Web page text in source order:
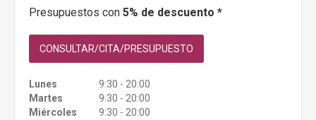
Presupuestos con 5% de descuento *
CONSULTAR/CITA/PRESUPUESTO
Lunes
9:30 - 20:00
Martes
9:30 - 20:00
Miércoles
9:30 - 20:00